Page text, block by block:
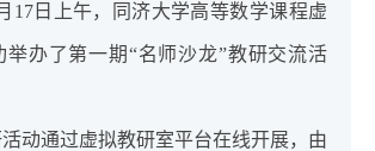
17日上午，同济大学高等数学课程虚
举办了第一期“名师沙龙”教研交流活
动通过虚拟教研室平台在线开展，由